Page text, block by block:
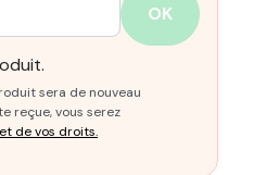
OK
sera de nouveau
reçue, vous serez
de vos droits.